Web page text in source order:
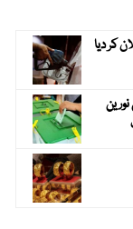
کر دیا
کی نورین